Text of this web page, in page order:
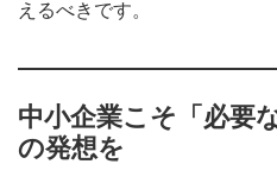
えるべきです。
中小企業こそ「必要
の発想を